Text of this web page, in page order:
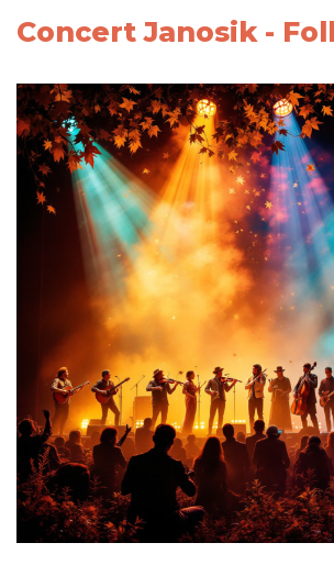
Concert Janosik -